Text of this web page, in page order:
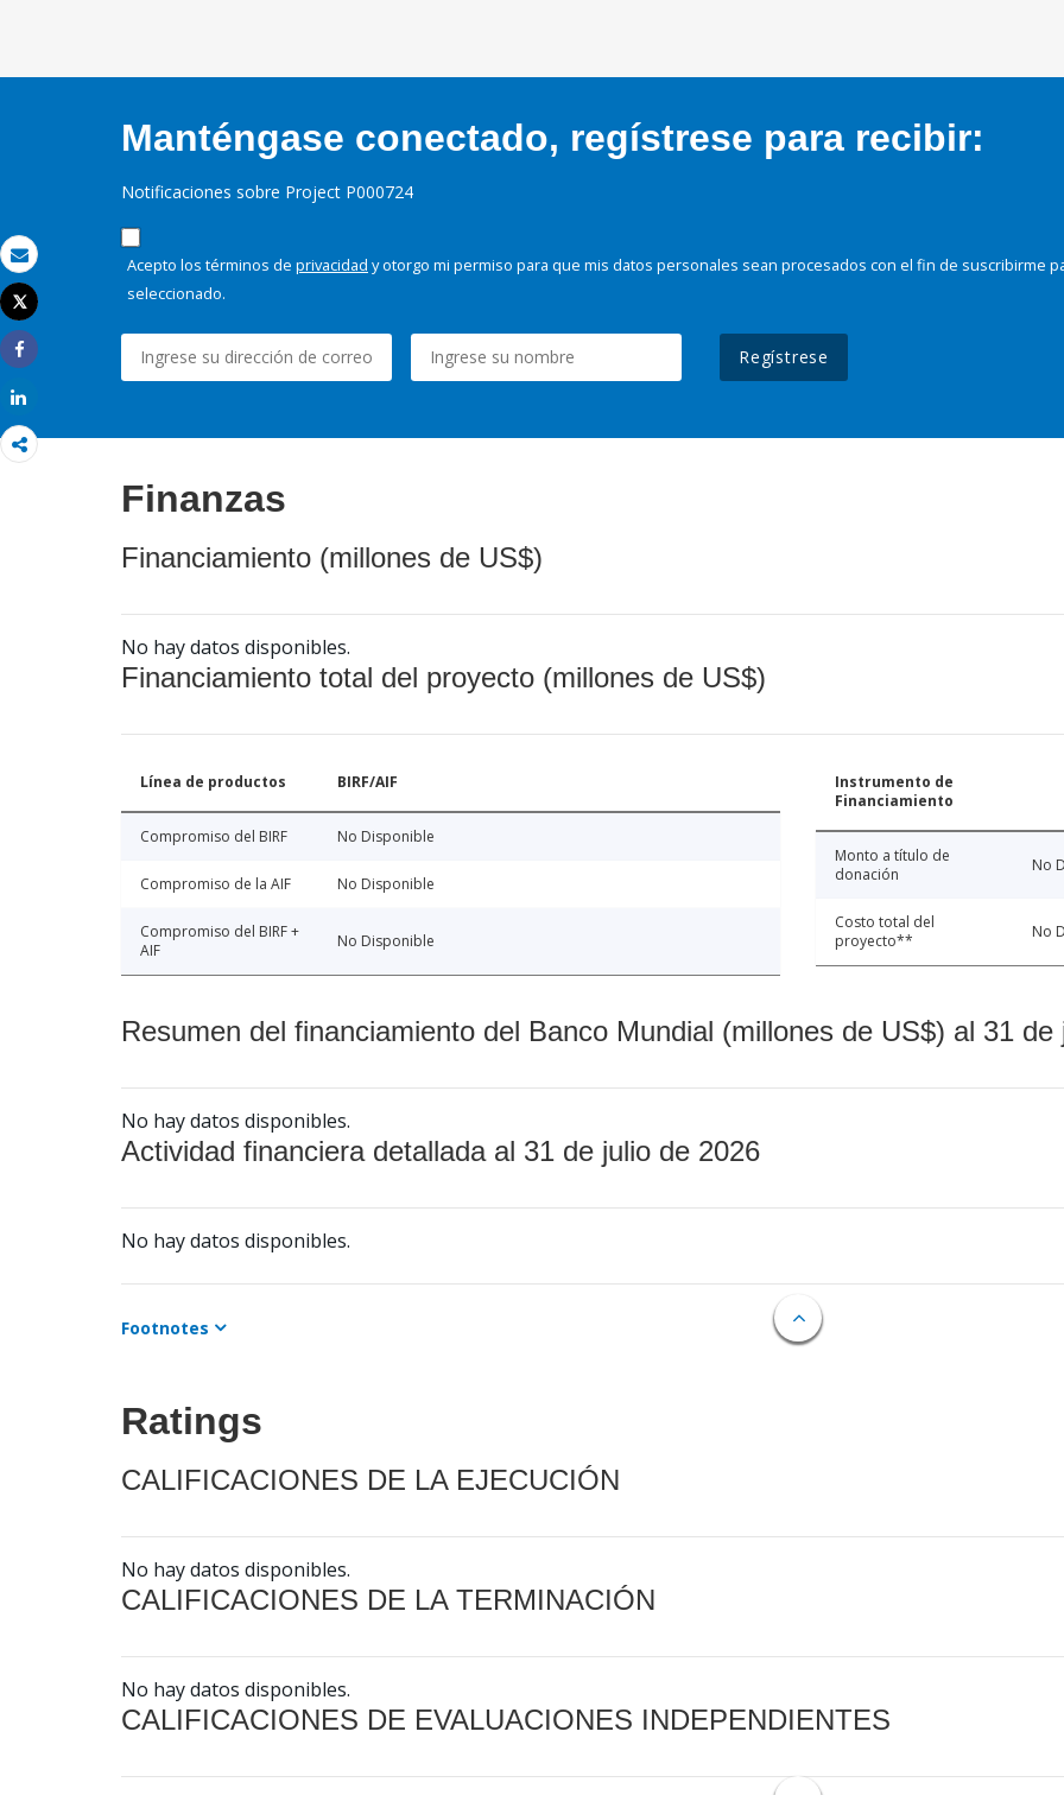
Correo electrónico
Imprimir
Tweet
Share
Manténgase conectado, regístrese para recibir:
Notificaciones sobre Project P000724
Acepto los términos de privacidad y otorgo mi permiso para que mis datos personales sean procesados con el fin de suscribirme
seleccionado.
Regístrese
Finanzas
Financiamiento (millones de US$)
No hay datos disponibles.
Financiamiento total del proyecto (millones de US$)
Línea de productos BIRF/AIF
Compromiso del BIRF No Disponible
Compromiso de la AIF No Disponible
Compromiso del BIRF +
AIF
No Disponible
Instrumento de
Financiamiento
Monto a título de
donación
No
Costo total del
proyecto**
No
Resumen del financiamiento del Banco Mundial (millones de US$) al 31 de
No hay datos disponibles.
Actividad financiera detallada al 31 de julio de 2026
No hay datos disponibles.
Footnotes
Ratings
CALIFICACIONES DE LA EJECUCIÓN
No hay datos disponibles.
CALIFICACIONES DE LA TERMINACIÓN
No hay datos disponibles.
CALIFICACIONES DE EVALUACIONES INDEPENDIENTES